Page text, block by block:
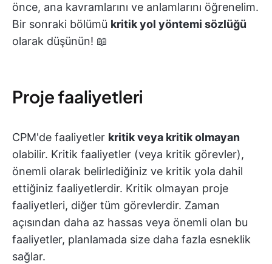
önce, ana kavramlarını ve anlamlarını öğrenelim.
Bir sonraki bölümü kritik yol yöntemi sözlüğü
olarak düşünün! 📖
Proje faaliyetleri
CPM'de faaliyetler kritik veya kritik olmayan
olabilir. Kritik faaliyetler (veya kritik görevler),
önemli olarak belirlediğiniz ve kritik yola dahil
ettiğiniz faaliyetlerdir. Kritik olmayan proje
faaliyetleri, diğer tüm görevlerdir. Zaman
açısından daha az hassas veya önemli olan bu
faaliyetler, planlamada size daha fazla esneklik
sağlar.